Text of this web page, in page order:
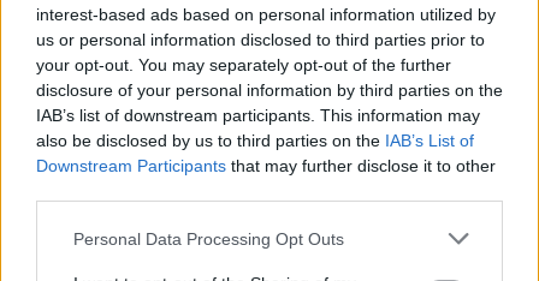
interest-based ads based on personal information utilized by
us or personal information disclosed to third parties prior to
your opt-out. You may separately opt-out of the further
disclosure of your personal information by third parties on the
IAB’s list of downstream participants. This information may
also be disclosed by us to third parties on the IAB’s List of
Downstream Participants that may further disclose it to other
Please note that this website/app uses one or more Google
Personal Data Processing Opt Outs
Medidas, iluminación y almacenamiento para una isla
de cocina funcional
Lucía Fernández · 3 Ago 2026
CONSEJOS DE COCINA